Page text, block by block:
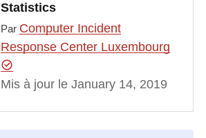
Statistics
Par Computer Incident
Response Center Luxembourg
Mis à jour le January 14, 2019